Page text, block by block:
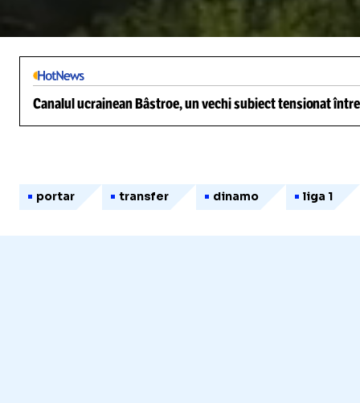
Canalul ucrainean Bâstroe, un vechi subiect tensionat
portar transfer dinamo liga 1